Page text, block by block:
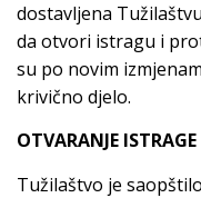
dostavljena
da otvori istragu i
su po novim
krivično djelo.
OTVARANJE ISTRAGE
Tužilaštvo je